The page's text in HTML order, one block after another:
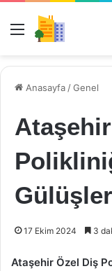
Menü
Anasayfa /Genel
17 Ekim 2024 3
Ataşehir Özel Diş